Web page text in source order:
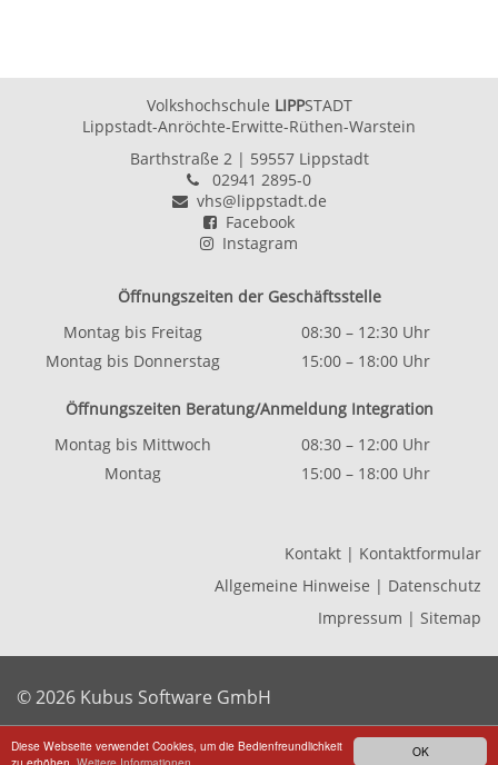
OK
Diese Webseite verwendet Cookies, um die Bedienfreundlichkeit
Volkshochschule LIPPSTADT
Lippstadt-Anröchte-Erwitte-Rüthen-Warstein
Barthstraße 2| 59557 Lippstadt
02941 2895-0
vhs@lippstadt.de
Facebook
Instagram
Öffnungszeiten der Geschäftsstelle
Montag bis Freitag
08:30 – 12:30 Uhr
Montag bis Donnerstag
15:00 – 18:00 Uhr
Öffnungszeiten Beratung/Anmeldung Integration
Montag bis Mittwoch
08:30 – 12:00 Uhr
Montag
15:00 – 18:00 Uhr
Kontakt | Kontaktformular
Allgemeine Hinweise | Datenschutz
Impressum | Sitemap
© 2026 Kubus Software GmbH